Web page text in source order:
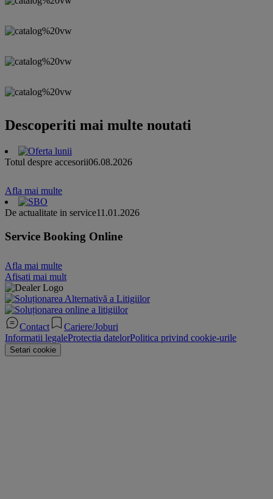
Descoperiti mai multe noutati
Totul despre accesorii06.08.2026
Afla mai multe
De actualitate in service11.01.2026
Service Booking Online
Afla mai multe
Afisati mai mult
Contact
Cariere/Joburi
Informatii legaleProtectia datelorPolitica privind cookie-urile
Setari cookie